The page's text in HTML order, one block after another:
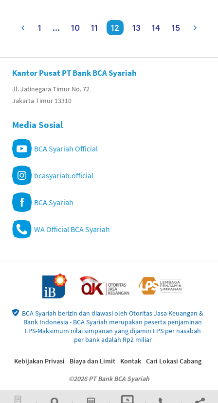
1 ... 10 11 12 13 14 15
Kantor Pusat PT Bank BCA Syariah
Jl. Jatinegara Timur No. 72
Jakarta Timur 13310
Media Sosial
BCA Syariah Official
bcasyariah.official
BCA Syariah
WA Official BCA Syariah
BCA Syariah berizin dan diawasi oleh Otoritas Jasa Keuangan &
Bank Indonesia - BCA Syariah merupakan peserta penjaminan
LPS-Maksimum nilai simpanan yang dijamin LPS per nasabah
per bank adalah Rp2 miliar
©2026 PT Bank BCA Syariah
Kebijakan Privasi Biaya dan Limit Kontak Cari Lokasi Cabang